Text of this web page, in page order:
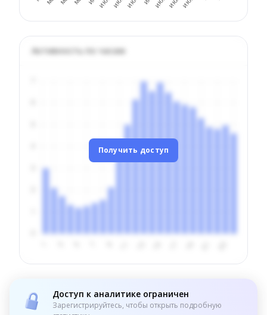
Активность по часам
Получить доступ
Доступ к аналитике ограничен
Зарегистрируйтесь, чтобы открыть подробную